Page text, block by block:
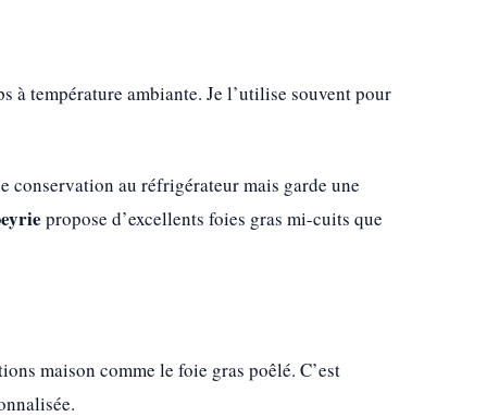
à température ambiante. Je l’utilise souvent pour
conservation au réfrigérateur mais garde une
propose d’excellents foies gras mi-cuits que
maison comme le foie gras poêlé. C’est